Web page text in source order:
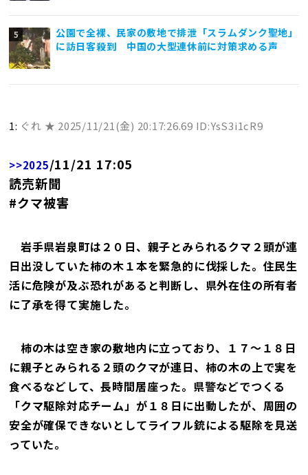
公園で全裸、民家の敷地で排泄「スラムダンク聖地」
に訪日客殺到 中国の大型連休前に対策求める声
1: ぐれ ★ 2025/11/21(金) 20:17:26.69 ID:YsS3i1cR9
>>2025/11/21 17:05
読売新聞
#クマ被害
岩手県岩泉町は２０日、親子とみられるクマ２頭が連
日出没していた柿の木１本を緊急的に伐採した。住民生
活に危険が及ぶ恐れがあると判断し、県外在住の所有者
に了承を得て実施した。
柿の木は空き家の敷地内に立っており、１７～１８日
に親子とみられる２頭のクマが連日、柿の木の上で実を
食べるなどして、長時間居座った。県警などでつくる
「クマ駆除対応チーム」が１８日に出動したが、周囲の
安全が確保できないとしてライフル銃による駆除を見送
っていた。